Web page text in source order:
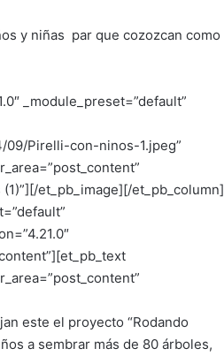
y niñas par que cozozcan como
_module_preset=”default”
Pirelli-con-ninos-1.jpeg”
et_pb_image][/et_pb_column]
este el proyecto “Rodando
a sembrar más de 80 árboles,